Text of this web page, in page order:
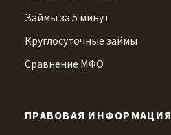
Займы за 5 минут
Круглосуточные займы
Сравнение МФО
ПРАВОВАЯ ИНФОРМАЦИЯ